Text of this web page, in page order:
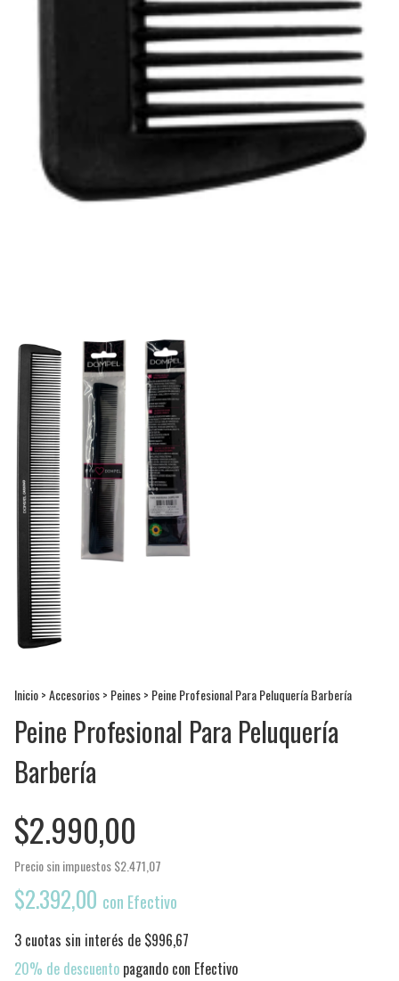
Inicio>Accesorios> Peines> Peine Profesional Para Peluquería Barbería
Peine Profesional Para Peluquería
Barbería
$2.990,00
Precio sin impuestos$2.471,07
$2.392,00 con Efectivo
3 cuotas sin interés de $996,67
20% de descuento pagando con Efectivo